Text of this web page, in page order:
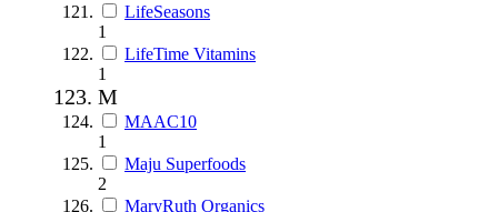
LifeSeasons
1
LifeTime Vitamins
1
M
MAAC10
1
Maju Superfoods
2
MaryRuth Organics